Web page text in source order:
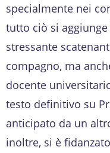
specialmente nei
tutto ciò si
stressante
compagno, ma
docente
testo definitivo su
anticipato da un
inoltre, si è